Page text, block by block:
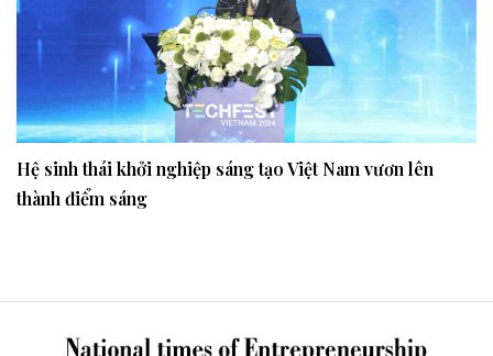
Hệ sinh thái khởi nghiệp sáng tạo Việt Nam vươn lên
thành điểm sáng